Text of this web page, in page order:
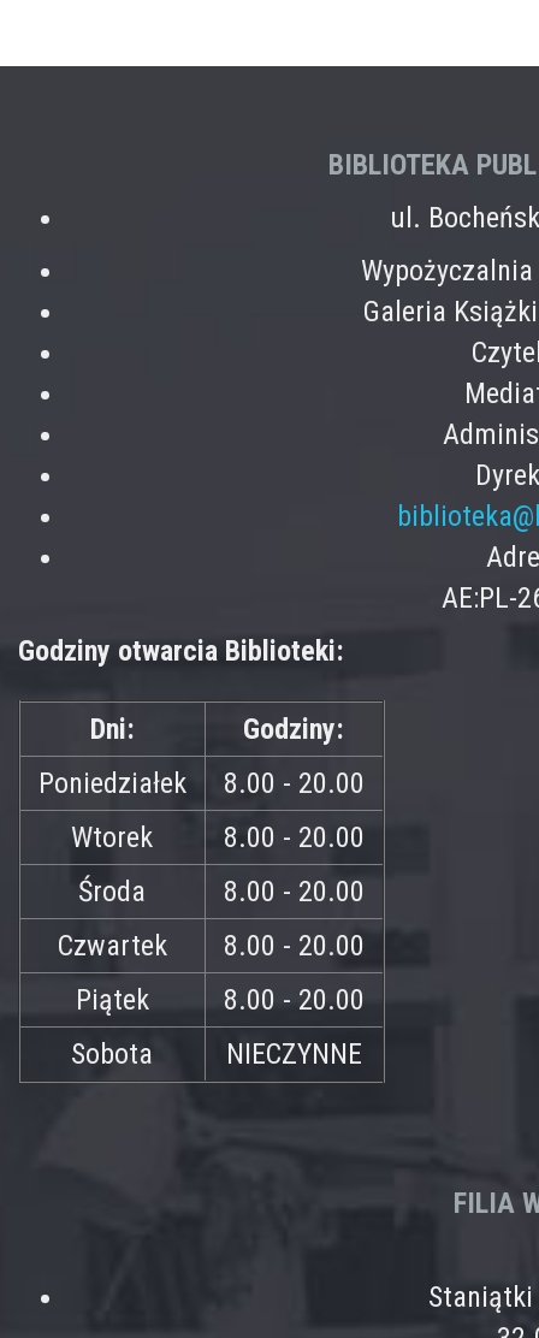
BIBLIOTEKA
ul.
Galeria
AE:PL-
Godziny otwarcia Biblioteki:
Dni:
Godziny:
Poniedziałek
8.00 - 20.00
Wtorek
8.00 - 20.00
Środa
8.00 - 20.00
Czwartek
8.00 - 20.00
Piątek
8.00 - 20.00
Sobota
NIECZYNNE
FILIA